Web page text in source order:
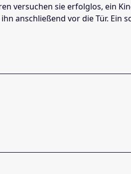
versuchen sie erfolglos,
anschließend vor die Tür.